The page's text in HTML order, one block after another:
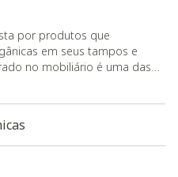
por produtos que
em seus tampos e
no mobiliário é uma das
, peças com pés e bases
O Westwing não
e/ou instalação